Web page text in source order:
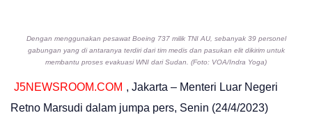
Dengan menggunakan pesawat Boeing 737 milik TNI AU, sebanyak 39 personel
gabungan yang di antaranya terdiri dari tim medis dan pasukan elit dikirim untuk
membantu proses evakuasi WNI dari Sudan. (Foto: VOA/Indra Yoga)
J5NEWSROOM.COM , Jakarta – Menteri Luar Negeri
Retno Marsudi dalam jumpa pers, Senin (24/4/2023)